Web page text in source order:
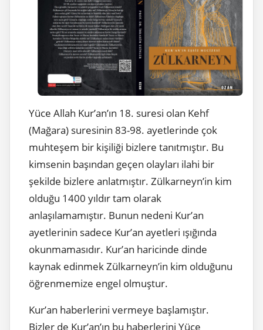
Yüce Allah Kur’an’ın 18. suresi olan Kehf
(Mağara) suresinin 83-98. ayetlerinde çok
muhteşem bir kişiliği bizlere tanıtmıştır. Bu
kimsenin başından geçen olayları ilahi bir
şekilde bizlere anlatmıştır. Zülkarneyn’in kim
olduğu 1400 yıldır tam olarak
anlaşılamamıştır. Bunun nedeni Kur’an
ayetlerinin sadece Kur’an ayetleri ışığında
okunmamasıdır. Kur’an haricinde dinde
kaynak edinmek Zülkarneyn’in kim olduğunu
öğrenmemize engel olmuştur.
Kur’an haberlerini vermeye başlamıştır.
Bizler de Kur’an’ın bu haberlerini Yüce